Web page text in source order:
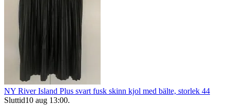
NY River Island Plus svart fusk skinn kjol med bälte, storlek 44
Sluttid10 aug 13:00.